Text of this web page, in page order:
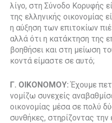
λίγο, στη Σύνοδο Κορυφής
της ελληνικής οικονομίας
η αύξηση των επιτοκίων
αλλά ότι η κατάκτηση της
βοηθήσει και στη μείωση
κοντά είμαστε σε αυτό;
Γ. ΟΙΚΟΝΟΜΟΥ:Έχουμε
νομίζω συνεχείς
οικονομίας μέσα σε πολύ
συνθήκες, στηρίζοντας την